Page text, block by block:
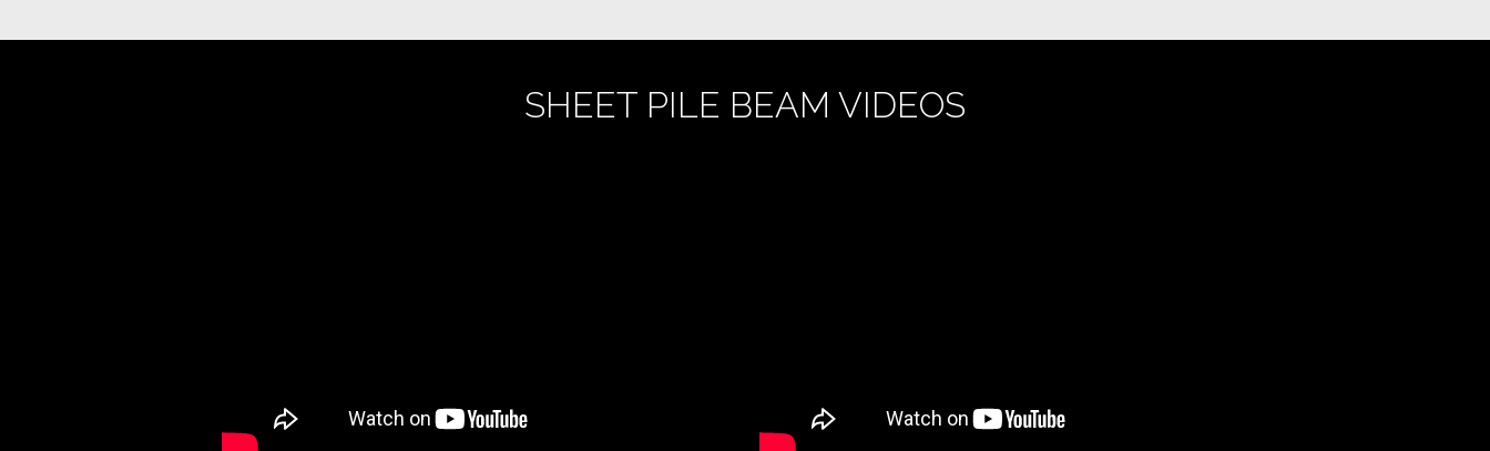
SHEET PILE BEAM VIDEOS